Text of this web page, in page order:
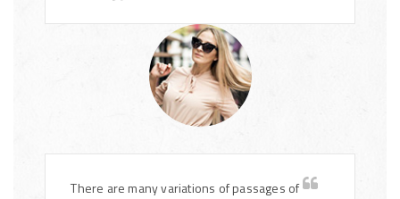
There are many variations of passages of